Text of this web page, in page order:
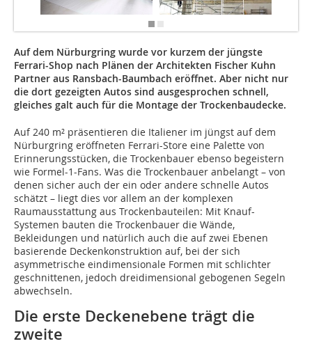
Auf dem Nürburgring wurde vor kurzem der jüngste
Ferrari-Shop nach Plänen der Architekten Fischer Kuhn
Partner aus Ransbach-Baumbach eröffnet. Aber nicht nur
die dort gezeigten Autos sind ausgesprochen schnell,
gleiches galt auch für die Montage der Trockenbaudecke.
Auf 240 m² präsentieren die Italiener im jüngst auf dem
Nürburgring eröffneten Ferrari-Store eine Palette von
Erinnerungsstücken, die Trockenbauer ebenso begeistern
wie Formel-1-Fans. Was die Trockenbauer anbelangt – von
denen sicher auch der ein oder andere schnelle Autos
schätzt – liegt dies vor allem an der komplexen
Raumausstattung aus Trockenbauteilen: Mit Knauf-
Systemen bauten die Trockenbauer die Wände,
Bekleidungen und natürlich auch die auf zwei Ebenen
basierende Deckenkonstruktion auf, bei der sich
asymmetrische eindimensionale Formen mit schlichter
geschnittenen, jedoch dreidimensional gebogenen Segeln
abwechseln.
Die erste Deckenebene trägt die
zweite